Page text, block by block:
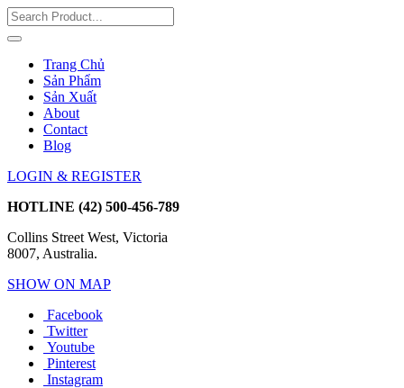
Trang Chủ
Sản Phẩm
Sản Xuất
About
Contact
Blog
LOGIN & REGISTER
HOTLINE (42) 500-456-789
Collins Street West, Victoria
8007, Australia.
SHOW ON MAP
Facebook
Twitter
Youtube
Pinterest
Instagram